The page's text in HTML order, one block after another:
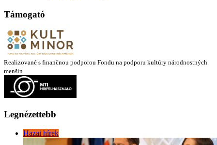
Támogató
Realizované s finančnou podporou Fondu na podporu kultúry národnostných
menšín
Legnézettebb
Hazai hírek